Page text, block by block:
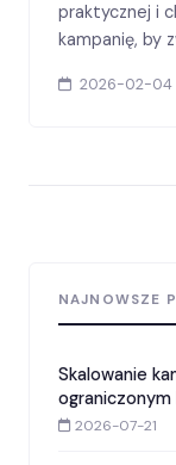
praktycznej i
kampanię, by
2026-02-04
NAJNOWSZE
Skalowanie
2026-07-21